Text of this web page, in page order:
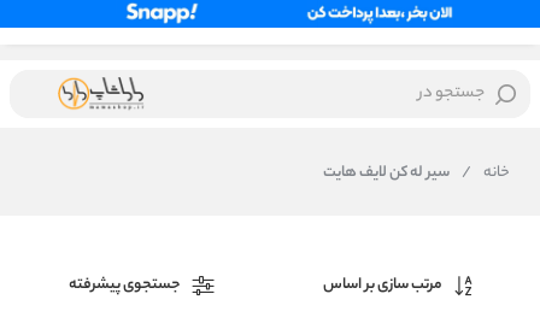
جستجو در
خانه / سیر له کن لایف هایت
مرتب سازی بر اساس جستجوی پیشرفته